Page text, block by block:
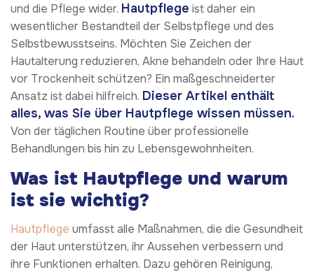
und die Pflege wider. Hautpflege ist daher ein
wesentlicher Bestandteil der Selbstpflege und des
Selbstbewusstseins. Möchten Sie Zeichen der
Hautalterung reduzieren, Akne behandeln oder Ihre Haut
vor Trockenheit schützen? Ein maßgeschneiderter
Ansatz ist dabei hilfreich. Dieser Artikel enthält
alles, was Sie über Hautpflege wissen müssen.
Von der täglichen Routine über professionelle
Behandlungen bis hin zu Lebensgewohnheiten.
Was ist Hautpflege und warum
ist sie wichtig?
Hautpflege umfasst alle Maßnahmen, die die Gesundheit
der Haut unterstützen, ihr Aussehen verbessern und
ihre Funktionen erhalten. Dazu gehören Reinigung,